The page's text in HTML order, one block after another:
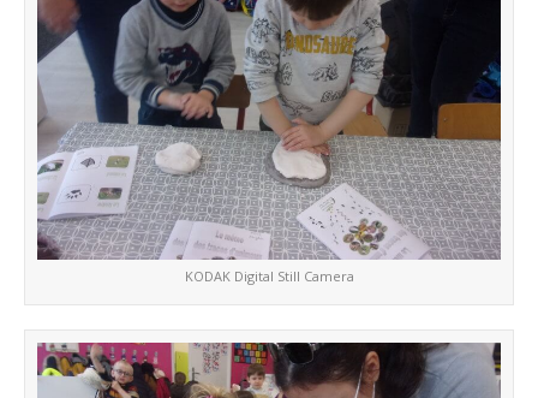
KODAK Digital Still Camera